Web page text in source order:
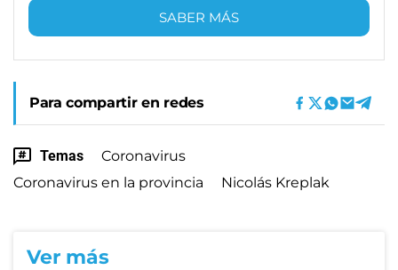
SABER MÁS
Para compartir en redes
Temas
Coronavirus
Coronavirus en la provincia
Nicolás Kreplak
Ver más